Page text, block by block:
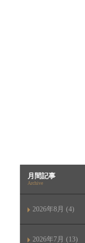
月間記事
Archive
2026年8月 (4)
2026年7月 (13)